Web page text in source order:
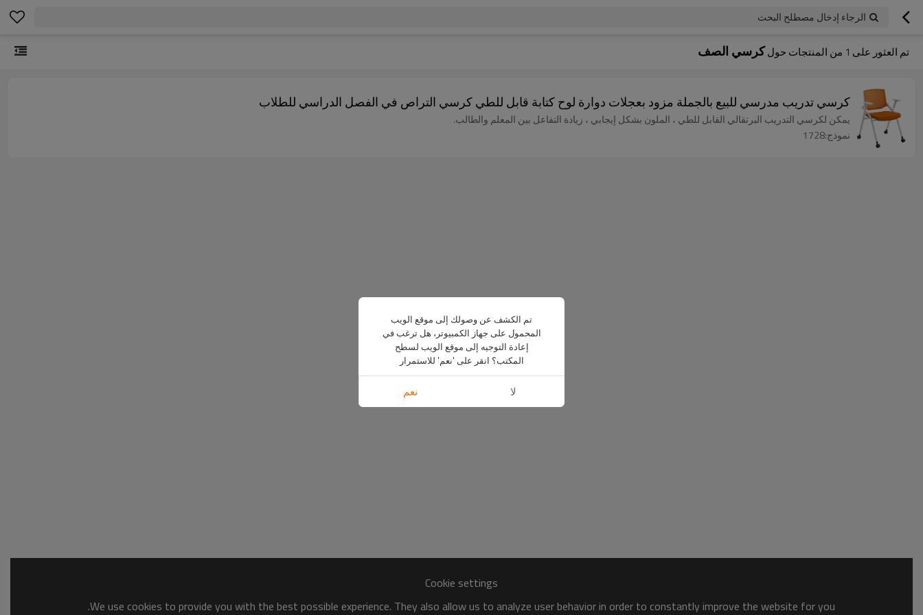
الرجاء إدخال مصطلح البحث
تم العثور على 1 من المنتجات حولكرسي الصف
كرسي تدريب مدرسي للبيع بالجملة مزود بعجلات دوارة لوح كتابة قابل للطي كرسي التراص في الفصل الدراسي للطلاب
يمكن لكرسي التدريب البرتقالي القابل للطي ، الملون بشكل إيجابي ، زيادة التفاعل بين المعلم والطالب.
نموذج:1728
Cookie settings
We use cookies to provide you with the best possible experience. They also allow us to analyze user behavior in order to constantly improve the website for you.
تم الكشف عن وصولك إلى موقع الويب
المحمول على جهاز الكمبيوتر، هل ترغب في
إعادة التوجيه إلى موقع الويب لسطح
المكتب؟ انقر على 'نعم' للاستمرار
لا نعم